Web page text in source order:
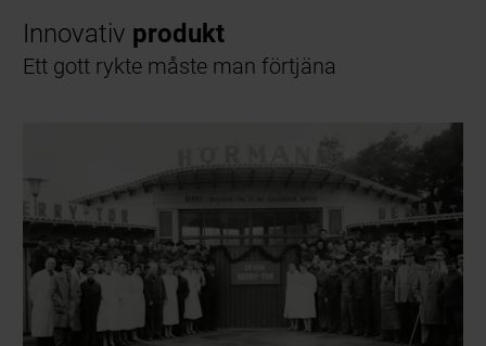
Innovativ produkt
Ett gott rykte måste man förtjäna